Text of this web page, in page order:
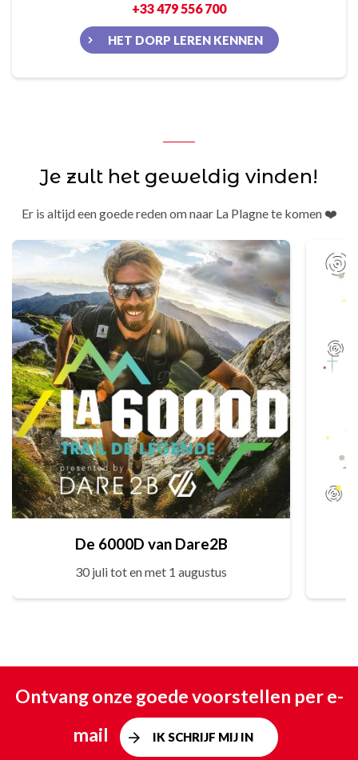
+33 479 556 700
HET DORP LEREN KENNEN
Je zult het geweldig vinden!
Er is altijd een goede reden om naar La Plagne te komen ❤️
De 6000D van Dare2B
30 juli tot en met 1 augustus
Ontvang onze goede voorstellen per e-
mail
IK SCHRIJF MIJ IN